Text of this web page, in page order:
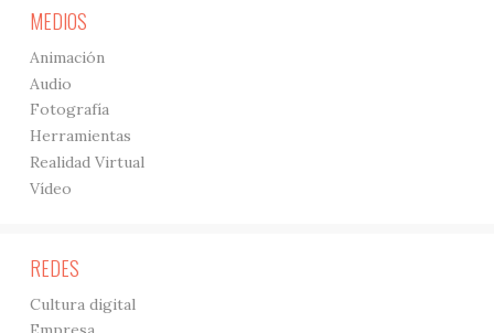
MEDIOS
Animación
Audio
Fotografía
Herramientas
Realidad Virtual
Vídeo
REDES
Cultura digital